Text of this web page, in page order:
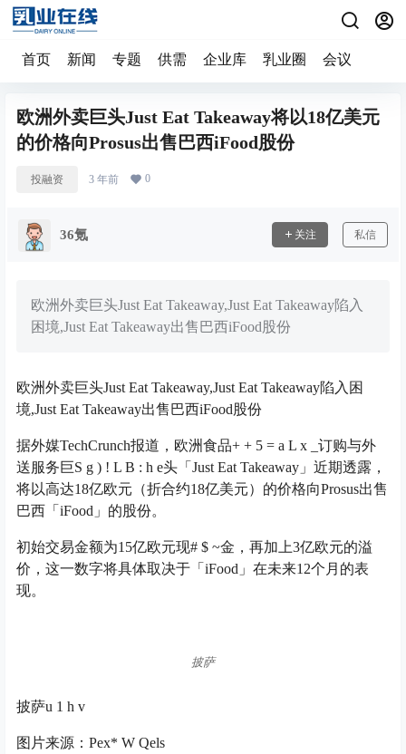
首页 新闻 专题 供需 企业库 乳业圈 会议
欧洲外卖巨头Just Eat Takeaway将以18亿美元
的价格向Prosus出售巴西iFood股份
投融资 3 年前 0
36氪 关注 私信
欧洲外卖巨头Just Eat Takeaway,Just Eat Takeaway陷入
困境,Just Eat Takeaway出售巴西iFood股份
欧洲外卖巨头Just Eat Takeaway,Just Eat Takeaway陷入困
境,Just Eat Takeaway出售巴西iFood股份
据外媒TechCrunch报道，欧洲食品+ + 5 = a L x _ 订购与外
送服务巨S g ) ! L B : h e头「Just Eat Takeaway」近期透露，
将以高达18亿欧元（折合约18亿美元）的价格向Prosus出售
巴西「iFood」的股份。
初始交易金额为15亿欧元现# $ ~金，再加上3亿欧元的溢
价，这一数字将具体取决于「iFood」在未来12个月的表
现。
披萨
披萨u 1 h v
图片来源：Pex* W Qels